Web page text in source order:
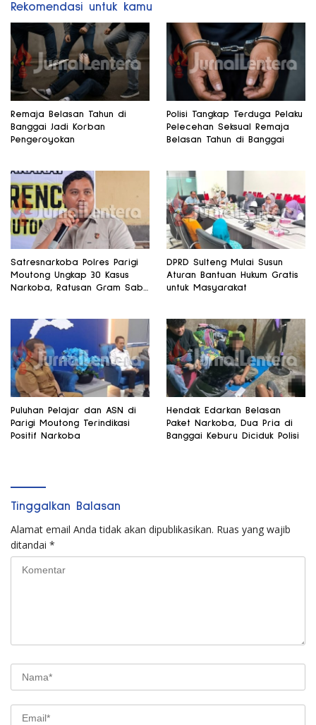
Rekomendasi untuk kamu
Remaja Belasan Tahun di
Banggai Jadi Korban
Pengeroyokan
Polisi Tangkap Terduga Pelaku
Pelecehan Seksual Remaja
Belasan Tahun di Banggai
Satresnarkoba Polres Parigi
Moutong Ungkap 30 Kasus
Narkoba, Ratusan Gram Sabu
DPRD Sulteng Mulai Susun
Aturan Bantuan Hukum Gratis
untuk Masyarakat
Puluhan Pelajar dan ASN di
Parigi Moutong Terindikasi
Positif Narkoba
Hendak Edarkan Belasan
Paket Narkoba, Dua Pria di
Banggai Keburu Diciduk Polisi
Tinggalkan Balasan
Alamat email Anda tidak akan dipublikasikan. Ruas yang wajib
ditandai *